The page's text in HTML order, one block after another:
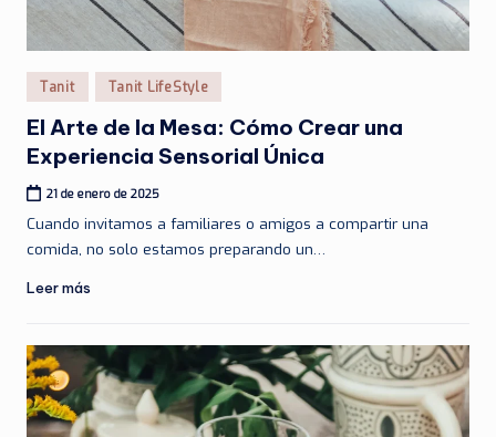
Publicado
en
Tanit Tanit LifeStyle
El Arte de la Mesa: Cómo Crear una
Experiencia Sensorial Única
21 de enero de 2025
Cuando invitamos a familiares o amigos a compartir una
comida, no solo estamos preparando un…
Leer más